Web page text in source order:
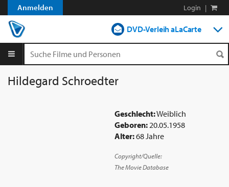
Anmelden Login |
DVD-Verleih aLaCarte
Geschlecht:Weiblich
Geboren:20.05.1958
Alter:68 Jahre
Copyright/Quelle:
The Movie Database
Hildegard Schroedter